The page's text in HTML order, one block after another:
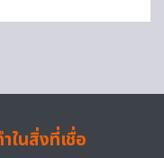
ในสิ่งที่เชื่อ